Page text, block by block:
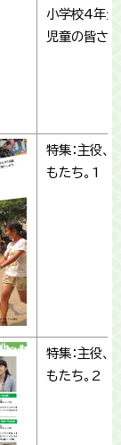
小学校4年生
児童の皆さん
特集：主役、
もたち。1
特集：主役、
もたち。2